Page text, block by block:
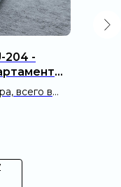
204 -
всего в